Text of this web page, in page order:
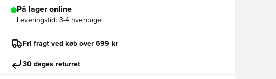
På lager online
Leveringstid: 3-4 hverdage
Fri fragt ved køb over 699 kr
30 dages returret